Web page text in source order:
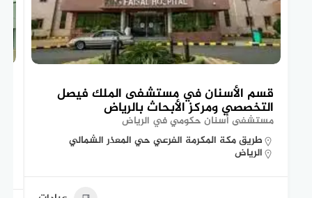
قسم الأسنان في مستشفى الملك فيصل
التخصصي ومركز الأبحاث بالرياض
مستشفى أسنان حكومي في الرياض
طريق مكة المكرمة الفرعي حي المعذر الشمالي
الرياض